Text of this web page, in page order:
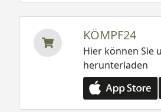
KÖMPF24
Hier können Sie
herunterladen